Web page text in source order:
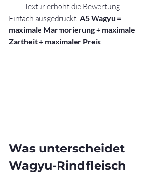
Textur erhöht die Bewertung
Einfach ausgedrückt: A5 Wagyu =
maximale Marmorierung + maximale
Zartheit + maximaler Preis
Was unterscheidet
Wagyu-Rindfleisch